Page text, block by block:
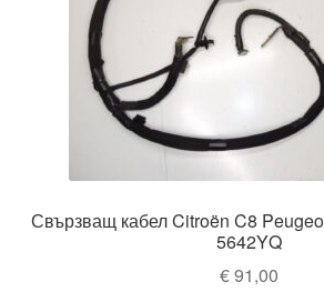
Свързващ кабел Citroën C8
5642YQ
€91,00